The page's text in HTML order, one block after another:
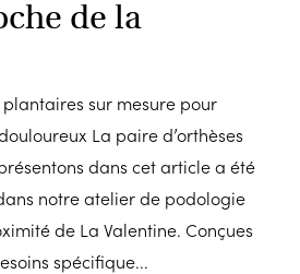
de la
plantaires sur mesure pour
La paire d’orthèses
dans cet article a été
notre atelier de podologie
de La Valentine. Conçues
spécifique...